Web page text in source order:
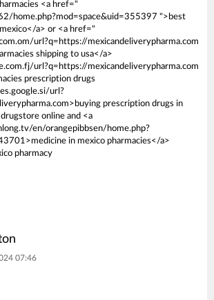
<a href="
home.php?mod=space&uid=355397 ">best
a> or <a href="
url?q=https://mexicandeliverypharma.com
shipping to usa</a>
url?q=https://mexicandeliverypharma.com
prescription drugs
url?
prescription drugs in
online and <a
en/orangepibbsen/home.php?
in mexico pharmacies</a>
pharmacy
07:46